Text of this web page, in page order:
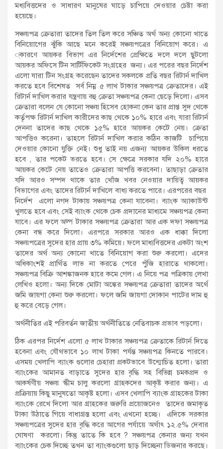
মধ্যবিত্তদের ও সাধারণ মানুষের ঘাড়ে চাপিয়ে দেওয়ার চেষ্টা করা
হয়েছে।
সঞ্চয়পত্র ক্রেতারা তাদের তিল তিল করে সঞ্চিত অর্থ অন্য কোনো খাতে
বিনিয়োগের ঝুঁকি আছে মনে করেই সঞ্চয়পত্রের বিনিয়োগ করে। এ
্কারণে আয়কর বিভাগ এর নির্দেশের প্রেক্ষিতে দলে দলে ছুটলো
আয়কর অফিসে টিন সার্টিফিকেট সংগ্রহের জন্য। এর পরের বছর নির্দেশ
এলো যারা টিন সংগ্রহ করেছেন তাদের সকলকে প্রতি বছর রিটার্ন দাখিল
করতে হবে বিশেষত সর্ব নিম্ন ৫ লাখ টাকার সঞ্চয়পত্র ক্রেতাদের। এই
রিটার্ন দাখিল করার যন্ত্রণায় বহু ক্রেতা সঞ্চয়পত্র কেনা ছেড়ে দিলো। এসব
ক্রেতারা বলেন যে কোনো সঞ্চয় হিসেব হোকনা কেন তার প্রাপ্ত সুদ থেকে
কর্তৃপক্ষ রিটার্ন দাখিল কারীদের কাছ থেকে ১০% হারে এবং যারা রিটার্ন
দেননা তাদের কাছ থেকে ১৫% হারে আয়কর কেটে নেয়। ক্রেতা
আপত্তিও করেনা। তাহলে রিটার্ন দাখিল করার কঠিন কাজটি চাপিয়ে
দেওয়ার কোনো যুক্তি নেই। শুধু তাই নয় এজন্য আয়কর উকিল ধরতে
হবে , তার পকেট ভরতে হবে। সে ক্ষেত্রে সরকার যদি ২০% হারে
আয়কর কেটে নেয় তাতেও ক্রেতারা আপত্তি করবেনা। তাছাড়া ক্রেতার
যদি আরও সম্পদ থাকে তার খোঁজ খবর নেওয়ার দায়িত্ব আয়কর
বিভাগের এবং তাদের রিটার্ন দাখিলে বাধ্য করতে পারে। এরপরের বছর
নির্দেশ এলো নগদ টাকায় সঞ্চয়পত্র কেনা যাবেনা। ব্যাংক অ্যাকাউন্ট
খুলতে হবে এবং সেই ব্যাংক থেকে চেক প্রদানের মাধ্যমে সঞ্চয়পত্র কেনা
যাবে। এর ফলে অল্প টাকার সঞ্চয়পত্র ক্রেতারা আর এক দফা সঞ্চয়পত্র
কেনা বন্ধ করে দিলো। এরপরে সরকার আরও এক ধাক্কা দিলো
সঞ্চয়পত্রের সুদের হার প্রায় ৩% কমিয়ে। ফলে মাধ্যবিত্তদের একটা অংশ
তাদের অর্থ অন্য কোনো খাতে বিনিয়োগ করা শুরু করলো। এদের
অধিকাংশই প্রার্থিত লাভ না করতে পেরে পুঁজি হারাতে থাকলো।
সঞ্চয়পত্র বিক্রি আশঙ্কাজনক হারে কমে গেল। এ নিয়ে পত্র পত্রিকায় লেখা
লেখিও হলো। অন্য দিকে মোটা অঙ্কের সঞ্চয়পত্র ক্রেতারা তাদের অর্থে
জমি জায়গা কেনা শুরু করলো। ফলে জমি জায়গা দোকান পাটের দাম হু
হু করে বেড়ে গেল।
অর্থনীতির এই পরিবর্তন জাতীয় অর্থনীতিতে নেতিবাচক প্রভাব পড়লো।
ঠিক এরপর নির্দেশ এলো ৫ লাখ টাকার সঞ্চয়পত্র ক্রেতাকে রিটার্ন দিতে
হবেনা এবং যৌথভাবে ১০ লাখ টাকা পর্যন্ত সঞ্চয়পত্র কিনতে পারবে।
এসময় খেলাপি ব্যাংক গুলোর চেহারা প্রকটভাবে উন্মোচিত হলো। তারা
ব্যাংকের আমানত বাড়াতে সুদের হার বৃদ্ধি সহ বিভিন্ন চমকপ্রদ ও
আকর্ষণীয় সঞ্চয় স্কীম চালু করলো গ্রাহকদের আকৃষ্ট করার জন্য। এ
প্রক্রিয়ায় কিছু মানুষতো আকৃষ্ট হলো। এসব খেলাপি ব্যাংক গ্রাহকের টাকা
ব্যাংকে রেখে দিলো আর গ্রাহকের জরুরি প্রয়োজনেও তাদের জমাকৃত
টাকা উঠাতে গিয়ে বাধাগ্রস্ত হলো এবং এখনো হচ্ছে। এদিকে সরকার
সঞ্চয়পত্রের সুদের হার বৃদ্ধি করে আগের পর্যায়ে অর্থাৎ ১২.৫% দেবার
ঘোষণা করলো। কিন্তু তাতে কি হবে ? সঞ্চয়পত্র কেনার জন্য যখন
ব্যাংকের চেক দিচ্ছে তখন তা ব্যাংকগুলো ছাড় দিচ্ছেনা ডিজনার করছে।